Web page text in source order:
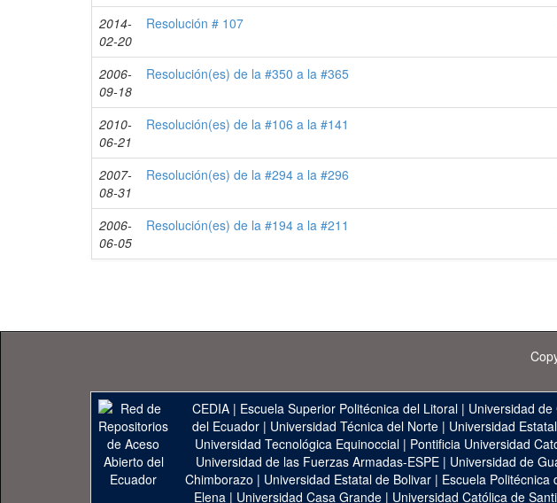
2014-
02-20
Resolución # 107
2006-
09-18
Resolución(es) de la #350 a la #365
2010-
06-21
Resolución(es) de la #106 a la #141
2007-
08-31
Resolución(es) de la #294 a la #296
2006-
06-05
Resolución(es) de la #194 a la #211
CEDIA | Escuela Superior Politécnica del Litoral | Universidad de
del Ecuador| Universidad Técnica del Norte| Universidad
Universidad Tecnológica Equinoccial| Pontificia Universidad
Universidad de las Fuerzas Armadas-ESPE | Universidad de
Chimborazo | Universidad Estatal de Bolivar| Escuela Politécnica
Elena | Universidad Casa Grande | Universidad Católica de